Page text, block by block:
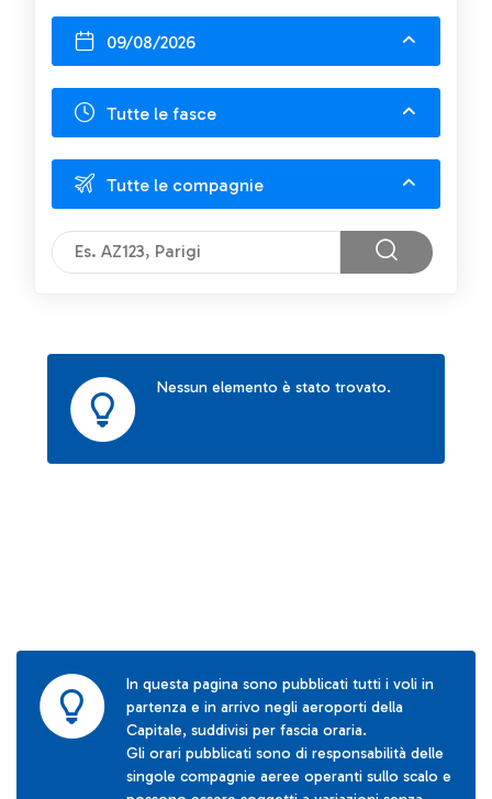
09/08/2026
Tutte le fasce
Tutte le compagnie
Nessun elemento è stato trovato.
In questa pagina sono pubblicati tutti i voli in
partenza e in arrivo negli aeroporti della
Capitale, suddivisi per fascia oraria.
Gli orari pubblicati sono di responsabilità delle
singole compagnie aeree operanti sullo scalo e